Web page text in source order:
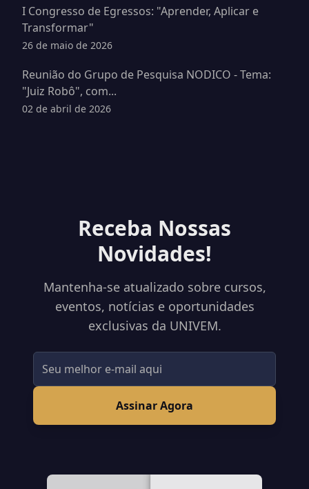
I Congresso de Egressos: "Aprender, Aplicar e
Transformar"
26 de maio de 2026
Reunião do Grupo de Pesquisa NODICO - Tema:
"Juiz Robô", com...
02 de abril de 2026
Receba Nossas
Novidades!
Mantenha-se atualizado sobre cursos,
eventos, notícias e oportunidades
exclusivas da UNIVEM.
Assinar Agora